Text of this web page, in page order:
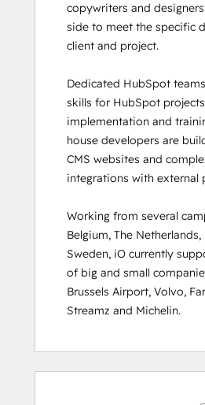
copywriters and
side to meet the specific
client and project.
Dedicated HubSpot
skills for HubSpot
implementation and
house developers are
CMS websites and
integrations with external
Working from several
Belgium, The
Sweden, iO currently
of big and small
Brussels Airport, Volvo,
Streamz and Michelin.